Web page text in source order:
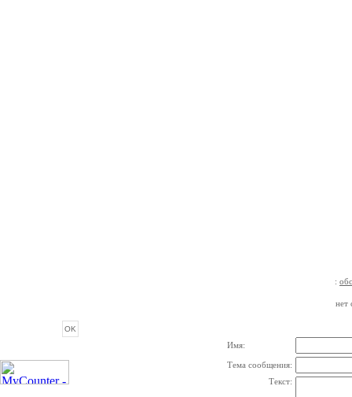
:
нет
Имя:
Тема сообщения:
Текст: